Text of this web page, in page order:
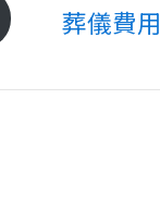
葬儀費用